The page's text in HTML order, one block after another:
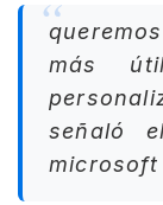
más
señaló